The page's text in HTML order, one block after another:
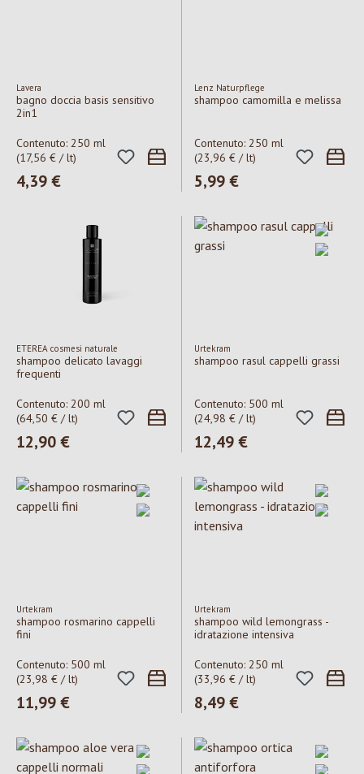
Lavera
bagno doccia basis sensitivo
2in1
Contenuto: 250 ml
(17,56 € / lt)
Prezzo normale:
4,39 €
Lenz Naturpflege
shampoo camomilla e melissa
Contenuto: 250 ml
(23,96 € / lt)
Prezzo normale:
5,99 €
ETEREA cosmesi naturale
shampoo delicato lavaggi
frequenti
Contenuto: 200 ml
(64,50 € / lt)
Prezzo normale:
12,90 €
Urtekram
shampoo rasul cappelli grassi
Contenuto: 500 ml
(24,98 € / lt)
Prezzo normale:
12,49 €
Urtekram
shampoo rosmarino cappelli
fini
Contenuto: 500 ml
(23,98 € / lt)
Prezzo normale:
11,99 €
Urtekram
shampoo wild lemongrass -
idratazione intensiva
Contenuto: 250 ml
(33,96 € / lt)
Prezzo normale:
8,49 €